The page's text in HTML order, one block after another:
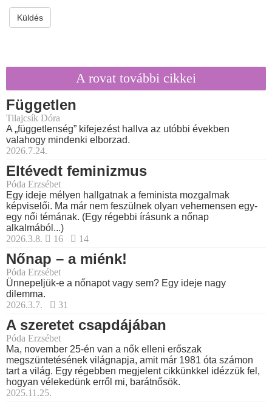
Küldés
A rovat további cikkei
Független
Tilajcsík Dóra
A „függetlenség” kifejezést hallva az utóbbi években
valahogy mindenki elborzad.
2026.7.24.
Eltévedt feminizmus
Póda Erzsébet
Egy ideje mélyen hallgatnak a feminista mozgalmak
képviselői. Ma már nem feszülnek olyan vehemensen egy-
egy női témának. (Egy régebbi írásunk a nőnap
alkalmából...)
2026.3.8.
16 14
Nőnap – a miénk!
Póda Erzsébet
Ünnepeljük-e a nőnapot vagy sem? Egy ideje nagy
dilemma.
2026.3.7.
31
A szeretet csapdájában
Póda Erzsébet
Ma, november 25-én van a nők elleni erőszak
megszüntetésének világnapja, amit már 1981 óta számon
tart a világ. Egy régebben megjelent cikkünkkel idézzük fel,
hogyan vélekedünk erről mi, barátnősök.
2025.11.25.